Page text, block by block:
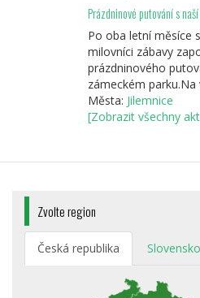
Prázdninové putování s
Po oba letní měsíce
milovníci zábavy
prázdninového
zámeckém parku.Na
Města: Jilemnice
[Zobrazit všechny
Zvolte region
Česká republika Slovensko